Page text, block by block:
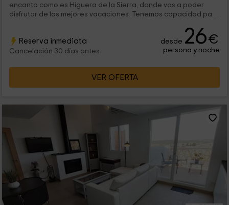
encanto como es Higuera de la Sierra, donde vas a poder
disfrutar de las mejores vacaciones. Tenemos capacidad para
capacidad hasta 4 personas. Estamos seguros de que te va a
encantar.
Reserva inmediata
Cancelación 30 días antes
desde 26€
persona y noche
VER OFERTA